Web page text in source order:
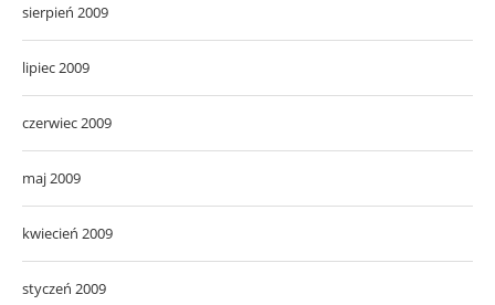
sierpień 2009
lipiec 2009
czerwiec 2009
maj 2009
kwiecień 2009
styczeń 2009